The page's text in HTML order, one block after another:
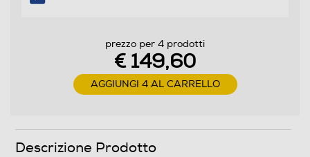
Sony PlayStation. L'auricolare si connette direttamente
regolabile in altezza. Telecomando integrato per
controllo del volume e disattivazione del microfono
Peso-Kg
prezzo per 4 prodotti
€ 149,60
AGGIUNGI 4 AL CARRELLO
Descrizione Prodotto